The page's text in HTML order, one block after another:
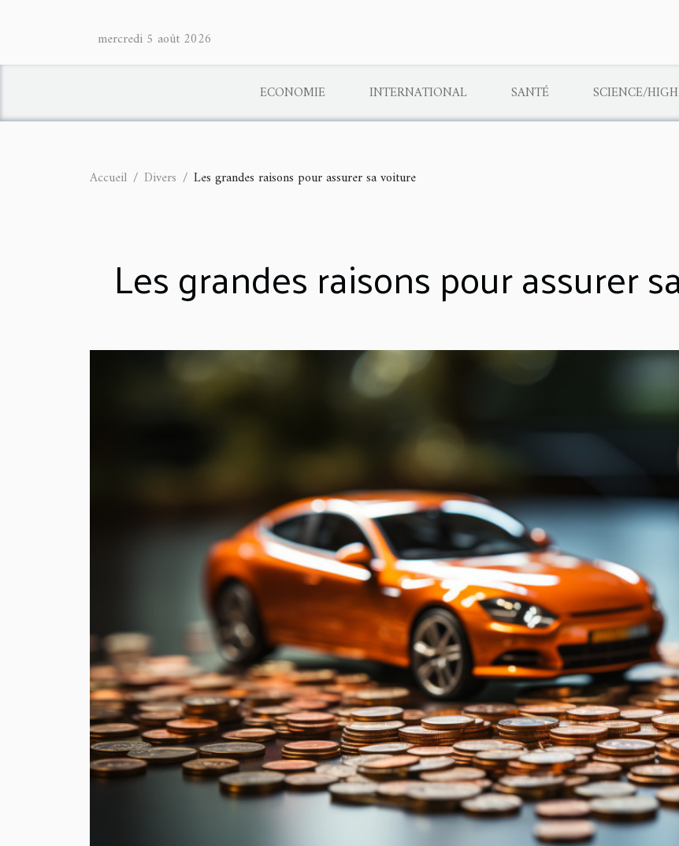
mercredi 5 août 2026
ECONOMIE INTERNATIONAL SANTÉ SCIENCE/
Accueil Divers Les grandes raisons pour assurer sa voiture
Les grandes raisons pour assurer